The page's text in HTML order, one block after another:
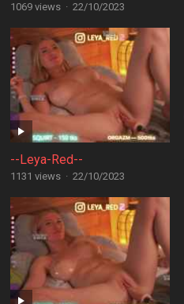
1069 views · 22/10/2023
--Leya-Red--
1131 views · 22/10/2023